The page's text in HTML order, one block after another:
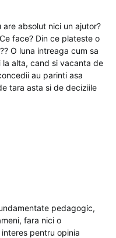
are absolut nici un ajutor?
face? Din ce plateste o
O luna intreaga cum sa
alta, cand si vacanta de
au parinti asa
tara asta si de deciziile
pedagogic,
fara nici o
pentru opinia